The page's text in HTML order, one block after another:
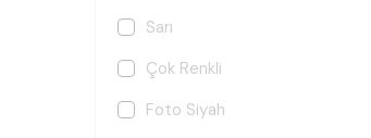
Sarı
Çok Renkli
Foto Siyah